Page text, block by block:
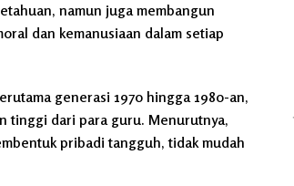
namun juga membangun
dan kemanusiaan dalam setiap
generasi 1970 hingga 1980-an,
tinggi dari para guru. Menurutnya,
pribadi tangguh, tidak mudah